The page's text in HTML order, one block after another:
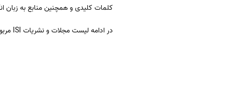
کلمات کلیدی و همچنین منابع به زبان
در ادامه لیست مجلات و نشریات ISI مربوط به رشته زیست محیطی جهت دانلود رایگان واستفاده دانشجویان واساتید، قرار داده شده است.